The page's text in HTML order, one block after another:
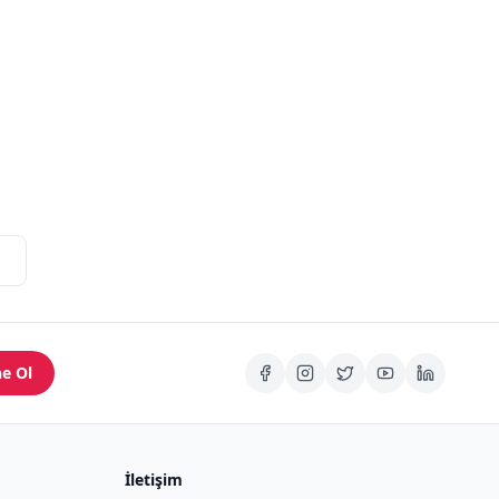
Ol
İletişim